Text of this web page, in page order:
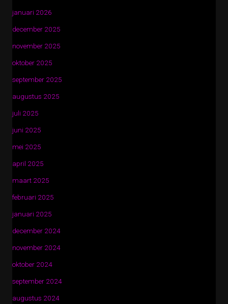
januari 2026
december 2025
november 2025
oktober 2025
september 2025
augustus 2025
juli 2025
juni 2025
mei 2025
april 2025
maart 2025
februari 2025
januari 2025
december 2024
november 2024
oktober 2024
september 2024
augustus 2024